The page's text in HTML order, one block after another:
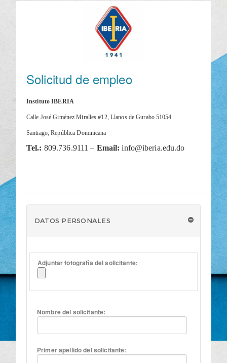
Solicitud de empleo
Instituto IBERIA
Calle José Giménez Miralles #12, Llanos de Gurabo 51054
Santiago, República Dominicana
Tel.: 809.736.9111 – Email: info@iberia.edu.do
DATOS PERSONALES
Adjuntar fotografía del solicitante:
Nombre del solicitante:
Primer apellido del solicitante: